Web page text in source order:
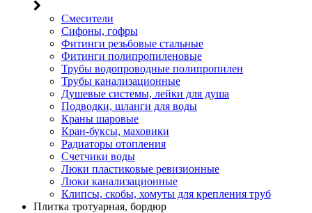
Смесители
Сифоны, гофры
Фитинги резьбовые стальные
Фитинги полипропиленовые
Трубы водопроводные полипропилен
Трубы канализационные
Душевые системы, лейки для душа
Подводки, шланги для воды
Краны шаровые
Кран-буксы, маховики
Радиаторы отопления
Счетчики воды
Люки пластиковые ревизионные
Люки канализационные
Клипсы, скобы, хомуты для крепления труб
Плитка тротуарная, бордюр